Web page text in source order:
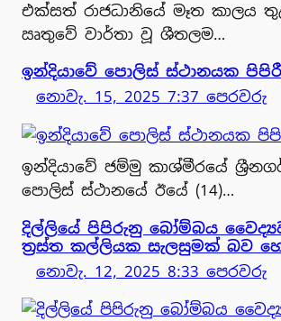
එක්සත් රාජධානියේ මෑත කාලය
ඍතුවේ වාර්තා වූ ශීතලම…
ඉන්දියාවේ පොලිස් ස්ථානයක
නොවැ. 15, 2025 7:37 පෙරවරු
ඉන්දියාවේ ජම්මු කාශ්මීරයේ
පොලිස් ස්ථානයේ ඊයේ (14)…
දිල්ලියේ පිපිරුනු බෝම්බය
ත්‍රස්ත කල්ලියක සැලසුමක් බව
නොවැ. 12, 2025 8:33 පෙරවරු